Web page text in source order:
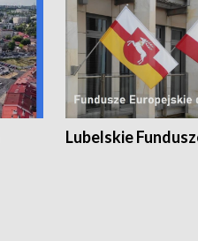
Lubelskie